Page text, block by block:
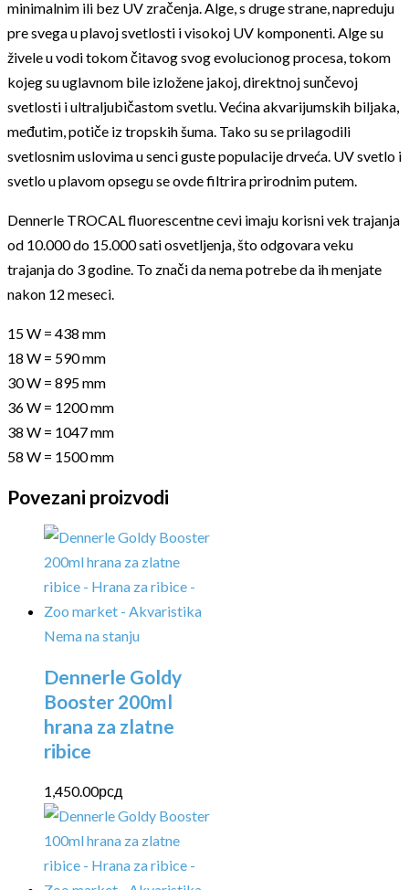
minimalnim ili bez UV zračenja. Alge, s druge strane, napreduju
pre svega u plavoj svetlosti i visokoj UV komponenti. Alge su
živele u vodi tokom čitavog svog evolucionog procesa, tokom
kojeg su uglavnom bile izložene jakoj, direktnoj sunčevoj
svetlosti i ultraljubičastom svetlu. Većina akvarijumskih biljaka,
međutim, potiče iz tropskih šuma. Tako su se prilagodili
svetlosnim uslovima u senci guste populacije drveća. UV svetlo i
svetlo u plavom opsegu se ovde filtrira prirodnim putem.
Dennerle TROCAL fluorescentne cevi imaju korisni vek trajanja
od 10.000 do 15.000 sati osvetljenja, što odgovara veku
trajanja do 3 godine. To znači da nema potrebe da ih menjate
nakon 12 meseci.
15 W = 438 mm
18 W = 590 mm
30 W = 895 mm
36 W = 1200 mm
38 W = 1047 mm
58 W = 1500 mm
Povezani proizvodi
Nema na stanju
Dennerle Goldy
Booster 200ml
hrana za zlatne
ribice
1,450.00рсд